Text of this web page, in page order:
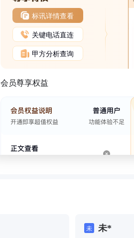
标讯详情查看
关键电话直连
甲方分析查询
会员尊享权益
未 未*